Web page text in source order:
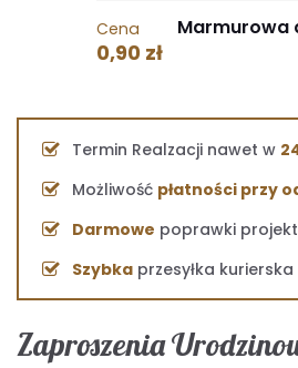
Zaproszenia
Cena
0,90 zł
Marmurowa
Termin Realzacji nawet w
Możliwość płatności przy
Darmowe poprawki
Szybka przesyłka kurierska